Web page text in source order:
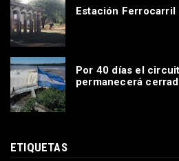
Estación Ferrocarril
Por 40 días el
permanecerá
ETIQUETAS